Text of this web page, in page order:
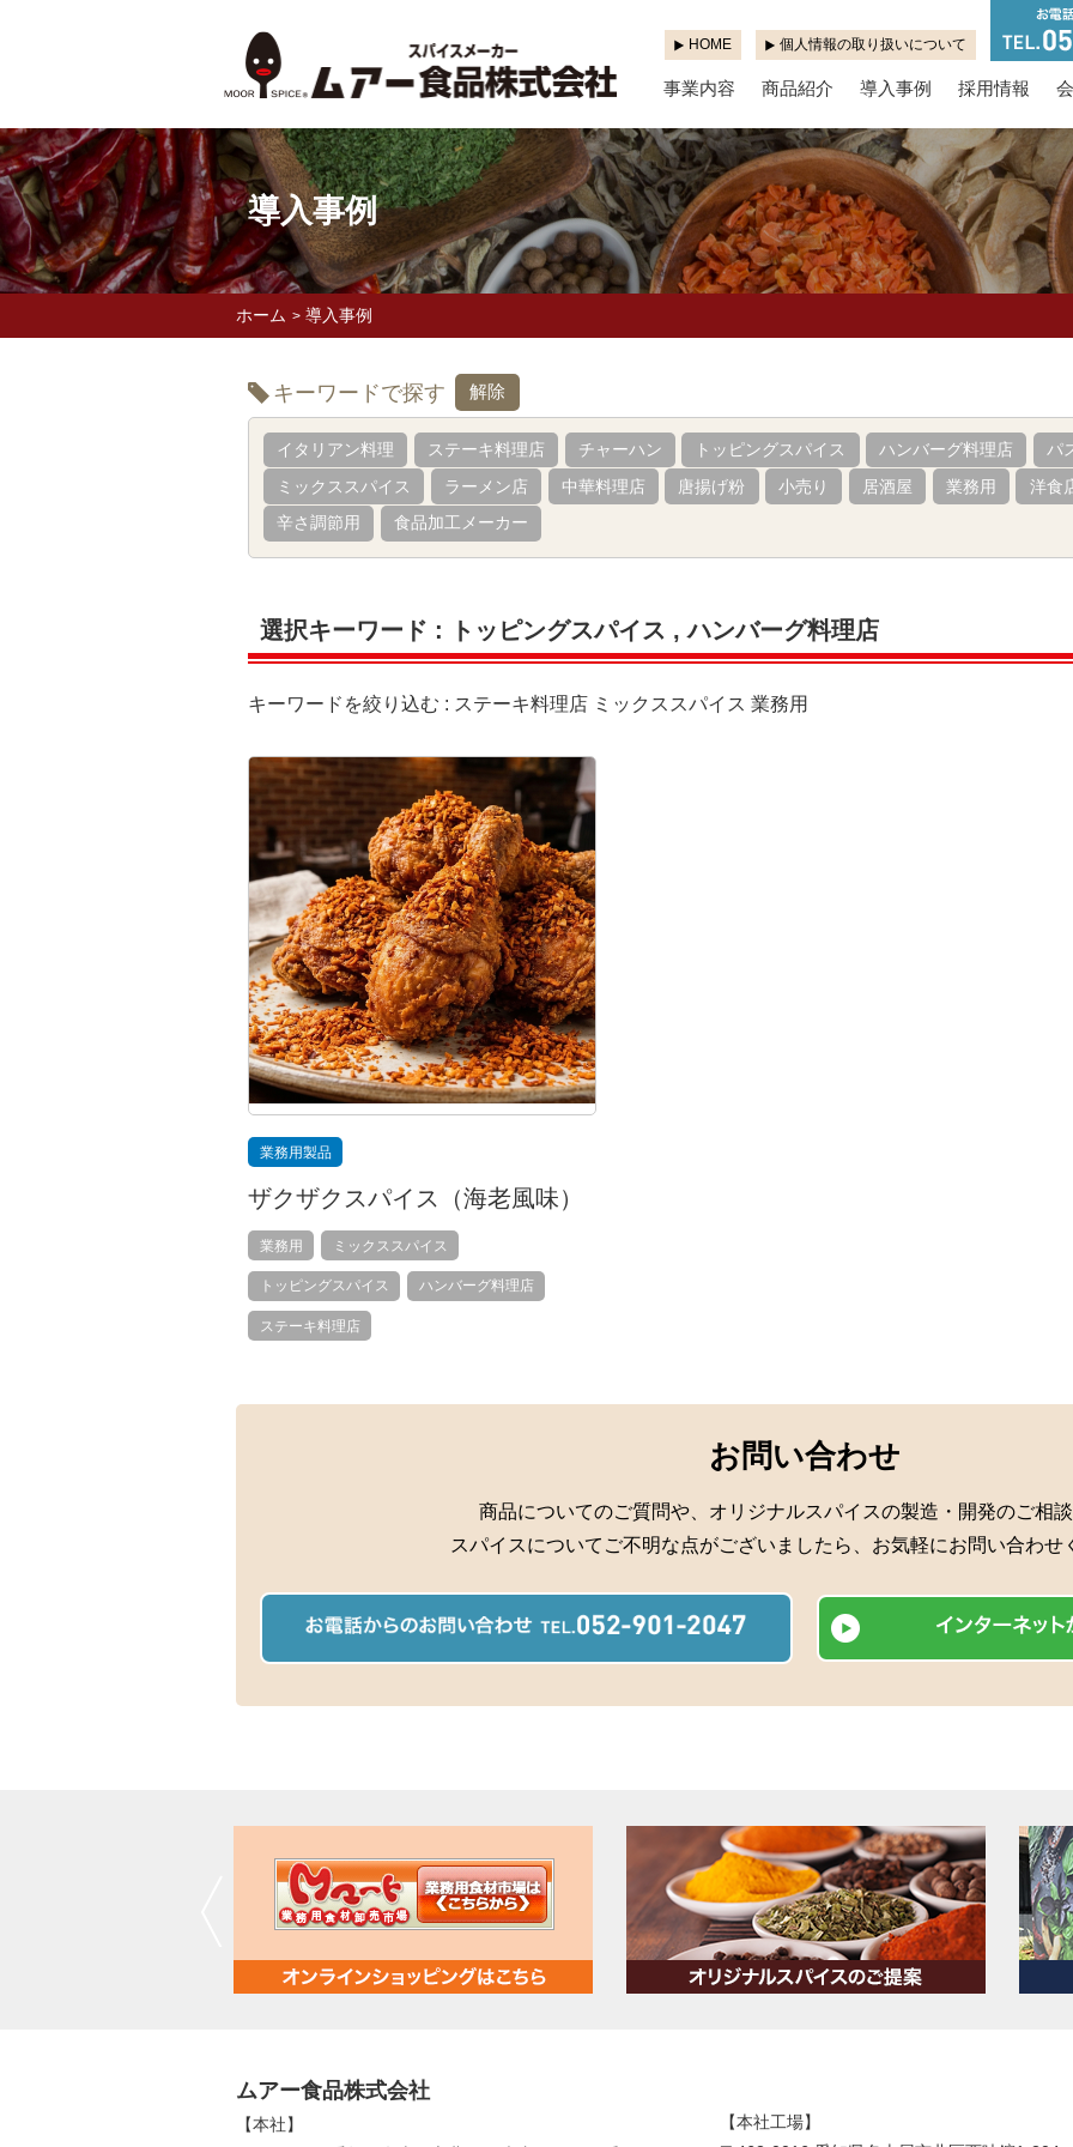
個人情報の取り扱いについて
HOME
事業内容 商品紹介 導入事例 採用情報
導入事例
ホーム > 導入事例
キーワードで探す 解除
イタリアン料理 ステーキ料理店 チャーハン トッピングスパイス ハンバーグ料理店
パ
ミックススパイス
ラーメン店 中華料理店 唐揚げ粉 小売り 居酒屋 業務用 洋食
辛さ調節用
食品加工メーカー
選択キーワード : トッピングスパイス ,ハンバーグ料理店
キーワードを絞り込む : ステーキ料理店 ミックススパイス 業務用
業務用製品
ザクザクスパイス（海老風味）
業務用 ミックススパイス
トッピングスパイス ハンバーグ料理店
ステーキ料理店
お問い合わせ
商品についてのご質問や、オリジナルスパイスの製造・開発のご相談
スパイスについてご不明な点がございましたら、お気軽にお問い合わせ
ムアー食品株式会社
【本社】
【本社工場】